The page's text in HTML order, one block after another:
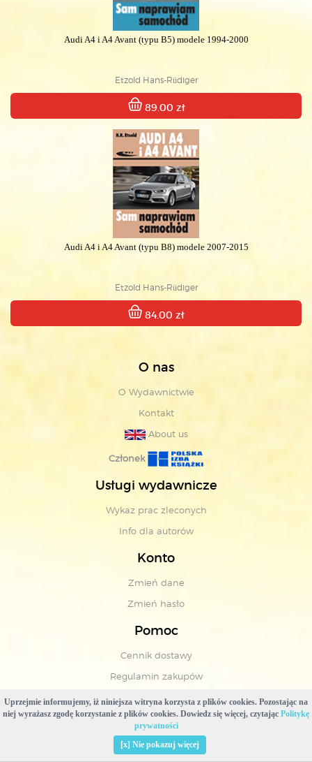
Audi A4 i A4 Avant (typu B5) modele 1994-2000
Etzold Hans-Rüdiger
89.00 zł
Audi A4 i A4 Avant (typu B8) modele 2007-2015
Etzold Hans-Rüdiger
84.00 zł
O nas
O Wydawnictwie
Kontakt
About us
Członek
Usługi wydawnicze
Wykaz prac zleconych
Info dla autorów
Konto
Zmień dane
Zmień hasło
Pomoc
Cennik dostawy
Regulamin zakupów
Polityka prywatności
Polityka plików cookies
Uprzejmie informujemy, iż niniejsza witryna korzysta z plików cookies. Pozostając na
niej wyrażasz zgodę korzystanie z plików cookies. Dowiedz się więcej, czytając Politykę
prywatności
[x] Nie pokazuj więcej